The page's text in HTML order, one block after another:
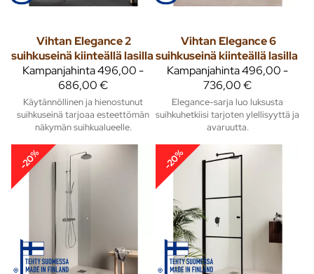
Vihtan Elegance 2
suihkuseinä kiinteällä lasilla
Kampanjahinta496,00 -
686,00 €
Käytännöllinen ja hienostunut
suihkuseinä tarjoaa esteettömän
näkymän suihkualueelle.
Vihtan Elegance 6
suihkuseinä kiinteällä lasilla
Kampanjahinta496,00 -
736,00 €
Elegance-sarja luo luksusta
suihkuhetkiisi tarjoten ylellisyyttä ja
avaruutta.
-20% -20%